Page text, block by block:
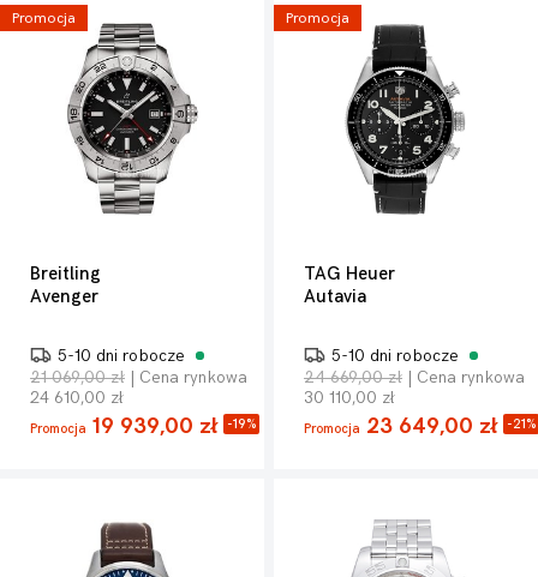
Promocja
Breitling
Avenger
5-10 dni robocze
21 069,00 zł | Cena rynkowa
24 610,00 zł
Promocja 19 939,00 zł -19%
Promocja
TAG Heuer
Autavia
5-10 dni robocze
24 669,00 zł | Cena rynkowa
30 110,00 zł
Promocja 23 649,00 zł -21%